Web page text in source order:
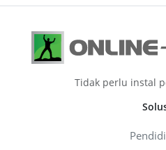
Tidak perlu instal